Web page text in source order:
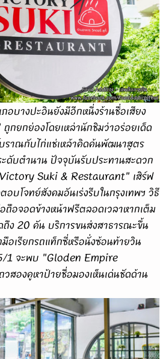
กยกย่องโดยเหล่านักชิมว่าอร่อยเด็ด
ราณกับไก่แช่เหล้าคิดค้นพัฒนาสูตร
ดับตำนาน ปัจจุบันรับประทานสะดวก
Suki & Restaurant" เสิร์ฟ
บโจทย์สังคมอันเร่งรีบในกรุงเทพฯ วิธี
อจอดข้างหน้าฟรีตลอดเวลาหากเต็ม
ง 20 คัน บริการขนส่งสาธารณะขึ้น
อเรียกรถแท็กซี่หรือนั่งซ้อนท้ายวิน
5/1 จะพบ "Gloden Empire
องคูหาป้ายชื่อมองเห็นเด่นชัดด้าน